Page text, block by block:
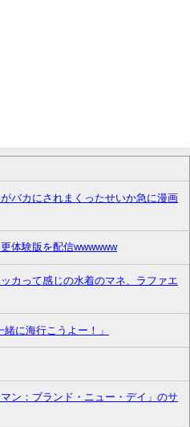
バカにされまくったせいか急に漫画
体験版を配信wwwwww
カって感じの水着のマネ、ラファエ
に海行こうよー！」
ン：ブランド・ニュー・デイ」のサ